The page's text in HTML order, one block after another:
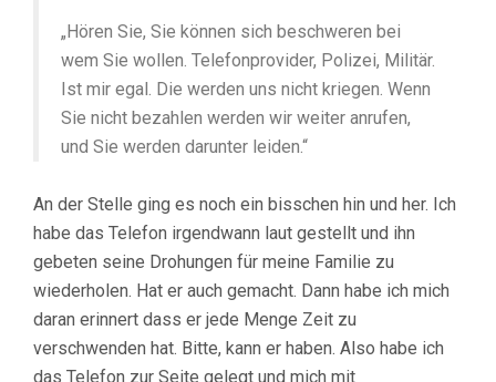
„Hören Sie, Sie können sich beschweren bei
wem Sie wollen. Telefonprovider, Polizei, Militär.
Ist mir egal. Die werden uns nicht kriegen. Wenn
Sie nicht bezahlen werden wir weiter anrufen,
und Sie werden darunter leiden.“
An der Stelle ging es noch ein bisschen hin und her. Ich
habe das Telefon irgendwann laut gestellt und ihn
gebeten seine Drohungen für meine Familie zu
wiederholen. Hat er auch gemacht. Dann habe ich mich
daran erinnert dass er jede Menge Zeit zu
verschwenden hat. Bitte, kann er haben. Also habe ich
das Telefon zur Seite gelegt und mich mit